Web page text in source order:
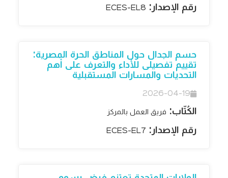
رقم الإصدار: ECES-EL8
حسم الجدال حول المناطق الحرة المصرية:
تقييم تفصيلى للأداء والتعرف على أهم
التحديات والمسارات المستقبلية
2026-04-19
الكُتّاب: فريق العمل بالمركز
رقم الإصدار: ECES-EL7